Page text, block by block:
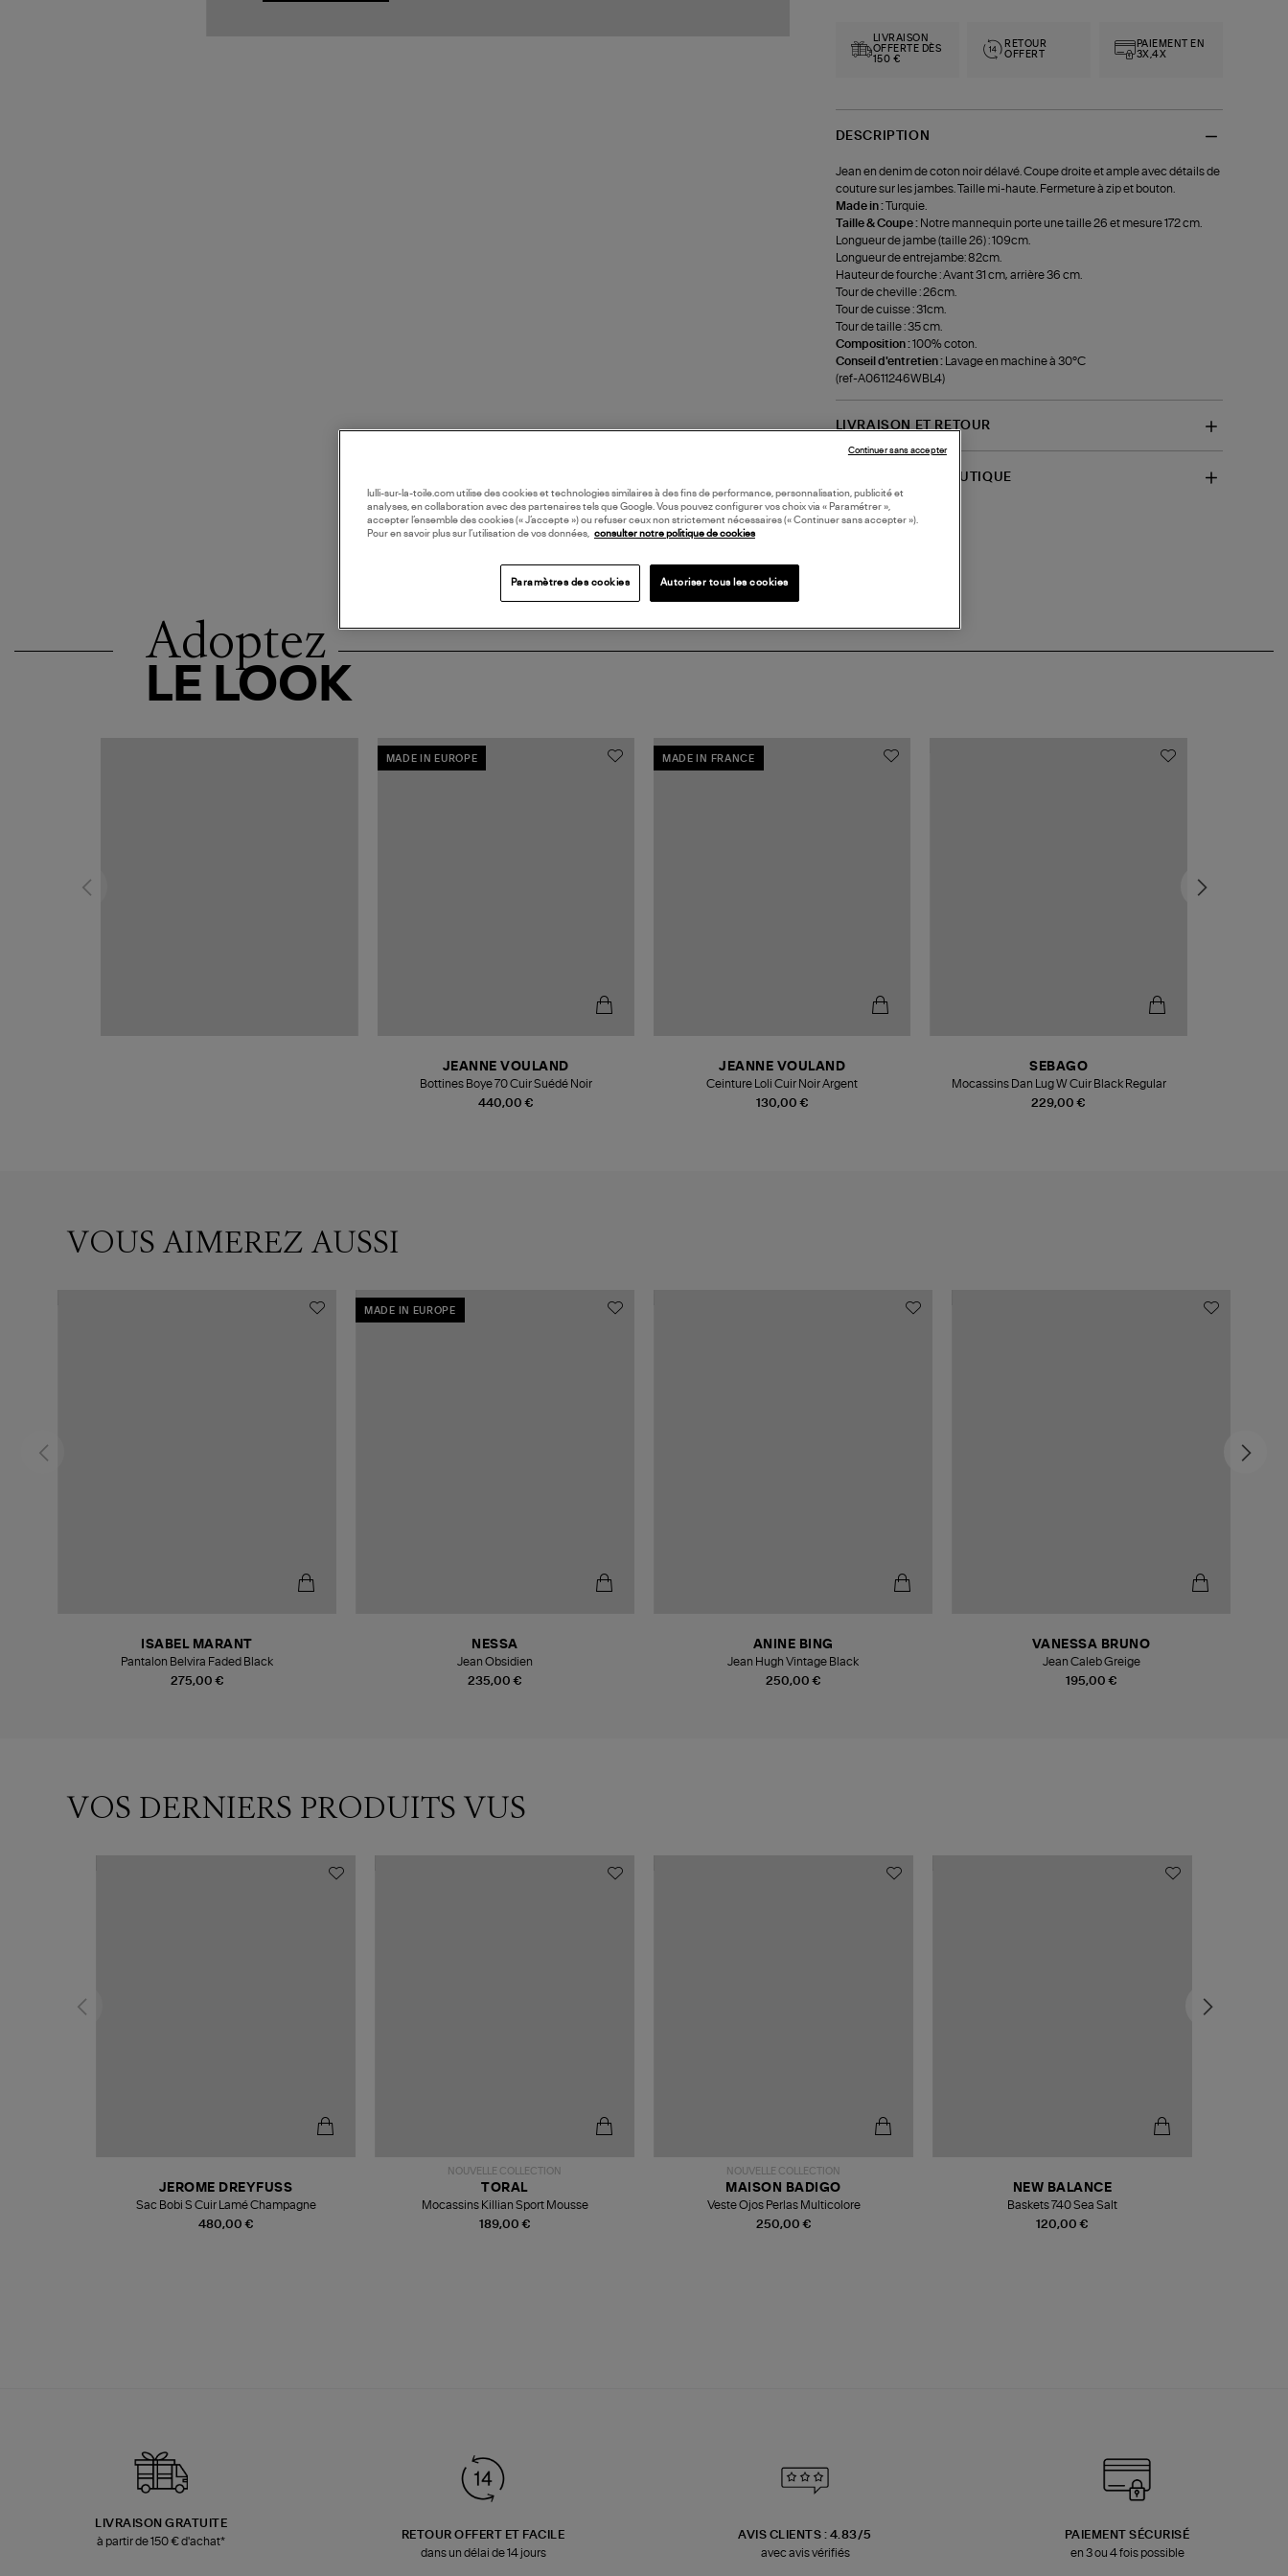
LIVRAISON
OFFERTE DÈS
150 €
RETOUR
OFFERT
PAIEMENT EN
3X,4X
DESCRIPTION
Jean en denim de coton noir délavé. Coupe droite et ample avec détails de
couture sur les jambes. Taille mi-haute. Fermeture à zip et bouton.
Made in :Turquie.
Taille & Coupe : Notre mannequin porte une taille 26 et mesure 172 cm.
Longueur de jambe (taille 26) : 109cm.
Longueur de entrejambe: 82cm.
Hauteur de fourche : Avant 31 cm, arrière 36 cm.
Tour de cheville : 26cm.
Tour de cuisse : 31cm.
Tour de taille : 35 cm.
Composition :100% coton.
Conseil d'entretien :
Lavage en machine à 30°C
(ref-A0611246WBL4)
LIVRAISON ET RETOUR
DISPONIBILITÉ BOUTIQUE
Adoptez
LE LOOK
MADE IN EUROPE
440,00 €
JEANNE VOULAND
Bottines Boye 70 Cuir Suédé Noir
MADE IN FRANCE
130,00 €
JEANNE VOULAND
Ceinture Loli Cuir Noir Argent
229,00 €
SEBAGO
Mocassins Dan Lug W Cuir Black Regular
VOUS AIMEREZ AUSSI
275,00 €
ISABEL MARANT
Pantalon Belvira Faded Black
MADE IN EUROPE
235,00 €
NESSA
Jean Obsidien
250,00 €
ANINE BING
Jean Hugh Vintage Black
195,00 €
VANESSA BRUNO
Jean Caleb Greige
VOS DERNIERS PRODUITS VUS
480,00 €
JEROME DREYFUSS
Sac Bobi S Cuir Lamé Champagne
NOUVELLE COLLECTION
189,00 €
TORAL
Mocassins Killian Sport Mousse
NOUVELLE COLLECTION
250,00 €
MAISON BADIGO
Veste Ojos Perlas Multicolore
120,00 €
NEW BALANCE
Baskets 740 Sea Salt
LIVRAISON GRATUITE
à partir de 150 € d'achat*
RETOUR OFFERT ET FACILE
dans un délai de 14 jours
AVIS CLIENTS : 4.83/5
avec avis vérifiés
PAIEMENT SÉCURISÉ
en 3 ou 4 fois possible
lulli-sur-la-toile.com utilise des cookies et technologies similaires à des fins de performance, personnalisation, publicité et
analyses, en collaboration avec des partenaires tels que Google. Vous pouvez configurer vos choix via « Paramétrer »,
accepter l’ensemble des cookies (« J’accepte ») ou refuser ceux non strictement nécessaires (« Continuer sans accepter »).
Pour en savoir plus sur l’utilisation de vos données, consulter notre politique de cookies
Paramètres des cookies Autoriser tous les cookies
Continuer sans accepter